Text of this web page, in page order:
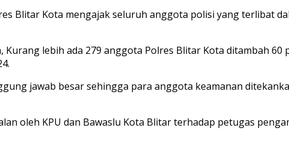
Blitar Kota mengajak seluruh anggota polisi yang terlibat
Kurang lebih ada 279 anggota Polres Blitar Kota ditambah
jawab besar sehingga para anggota keamanan
oleh KPU dan Bawaslu Kota Blitar terhadap petugas